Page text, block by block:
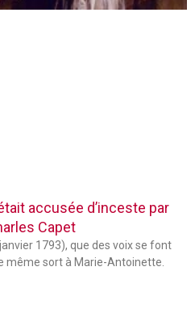
accusée d’inceste par
Capet
1793), que des voix se font
même sort à Marie-Antoinette.